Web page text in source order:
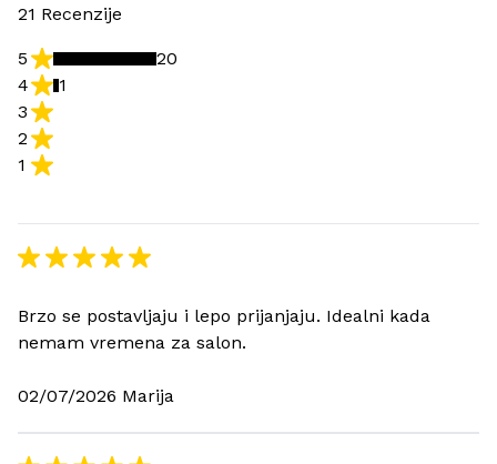
21 Recenzije
1
2
3
4 1
5 20
Brzo se postavljaju i lepo prijanjaju. Idealni kada
nemam vremena za salon.
02/07/2026 Marija